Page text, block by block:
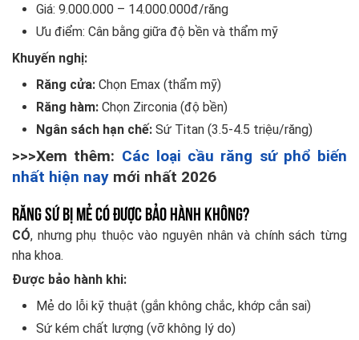
Giá: 9.000.000 – 14.000.000đ/răng
Ưu điểm: Cân bằng giữa độ bền và thẩm mỹ
Khuyến nghị:
Răng cửa: Chọn Emax (thẩm mỹ)
Răng hàm: Chọn Zirconia (độ bền)
Ngân sách hạn chế: Sứ Titan (3.5-4.5 triệu/răng)
>>>Xem thêm: Các loại cầu răng sứ phổ biến
nhất hiện nay mới nhất 2026
Răng sứ bị mẻ có được bảo hành không?
CÓ, nhưng phụ thuộc vào nguyên nhân và chính sách từng
nha khoa.
Được bảo hành khi:
Mẻ do lỗi kỹ thuật (gắn không chắc, khớp cắn sai)
Sứ kém chất lượng (vỡ không lý do)